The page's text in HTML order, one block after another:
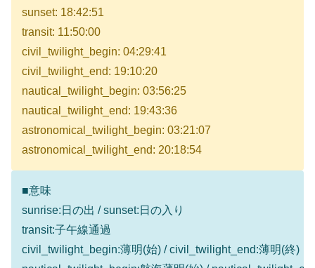
sunset: 18:42:51
transit: 11:50:00
civil_twilight_begin: 04:29:41
civil_twilight_end: 19:10:20
nautical_twilight_begin: 03:56:25
nautical_twilight_end: 19:43:36
astronomical_twilight_begin: 03:21:07
astronomical_twilight_end: 20:18:54
■意味
sunrise:日の出 / sunset:日の入り
transit:子午線通過
civil_twilight_begin:薄明(始) / civil_twilight_end:薄明(終)